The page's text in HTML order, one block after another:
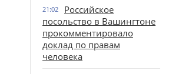
21:02
Российское
посольство в Вашингтоне
прокомментировало
доклад по правам
человека